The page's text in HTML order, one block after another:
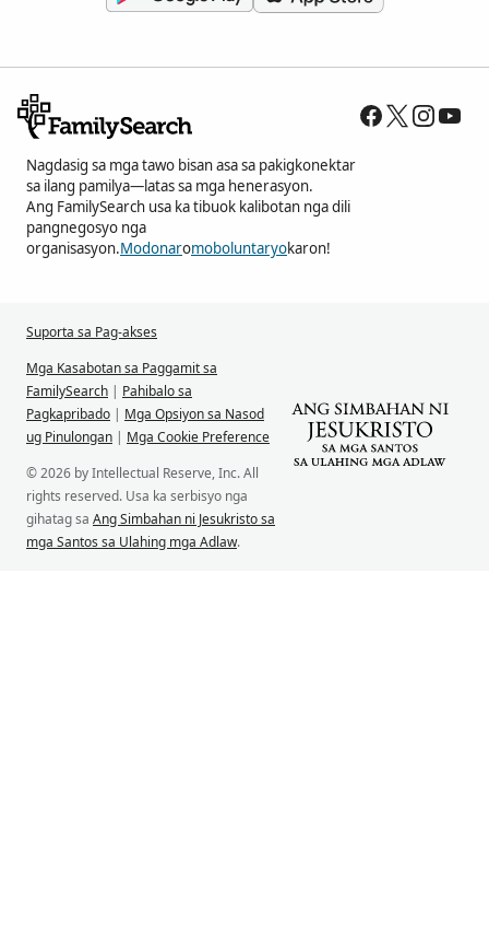
Nagdasig sa mga tawo bisan asa sa pakigkonektar
sa ilang pamilya—latas sa mga henerasyon.
Ang FamilySearch usa ka tibuok kalibotan nga dili
pangnegosyo nga
organisasyon.Modonaromoboluntaryokaron!
Suporta sa Pag-akses
Mga Kasabotan sa Paggamit sa
FamilySearch | Pahibalo sa
Pagkapribado | Mga Opsiyon sa Nasod
ug Pinulongan | Mga Cookie Preference
© 2026 by Intellectual Reserve, Inc. All
rights reserved. Usa ka serbisyo nga
gihatag sa Ang Simbahan ni Jesukristo sa
mga Santos sa Ulahing mga Adlaw.